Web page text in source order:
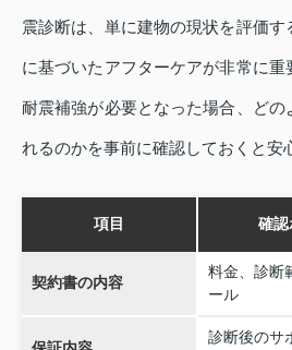
震診断は、単に建物の現状を評価
に基づいたアフターケアが非常に
耐震補強が必要となった場合、どの
れるのかを事前に確認しておくと安
項目 確認
契約書の内容
料金、診断
ール
診断後のサ